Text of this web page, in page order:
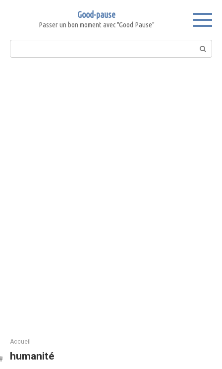
Good-pause
Passer un bon moment avec "Good Pause"
Search:
Accueil
humanité